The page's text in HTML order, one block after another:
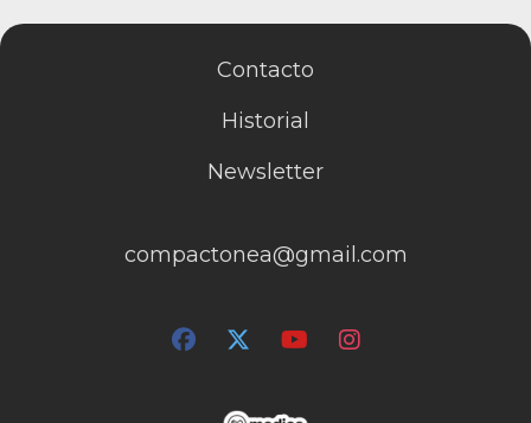
Contacto
Historial
Newsletter
compactonea@gmail.com